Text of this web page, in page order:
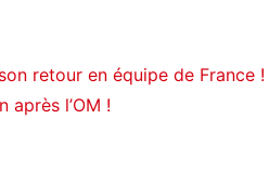
retour en équipe de France !
après l’OM !